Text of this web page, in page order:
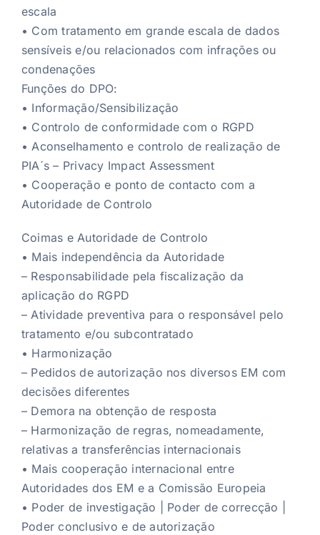
escala
• Com tratamento em grande escala de dados
sensíveis e/ou relacionados com infrações ou
condenações
Funções do DPO:
• Informação/Sensibilização
• Controlo de conformidade com o RGPD
• Aconselhamento e controlo de realização de
PIA´s – Privacy Impact Assessment
• Cooperação e ponto de contacto com a
Autoridade de Controlo
Coimas e Autoridade de Controlo
• Mais independência da Autoridade
– Responsabilidade pela fiscalização da
aplicação do RGPD
– Atividade preventiva para o responsável pelo
tratamento e/ou subcontratado
• Harmonização
– Pedidos de autorização nos diversos EM com
decisões diferentes
– Demora na obtenção de resposta
– Harmonização de regras, nomeadamente,
relativas a transferências internacionais
• Mais cooperação internacional entre
Autoridades dos EM e a Comissão Europeia
• Poder de investigação | Poder de correcção |
Poder conclusivo e de autorização